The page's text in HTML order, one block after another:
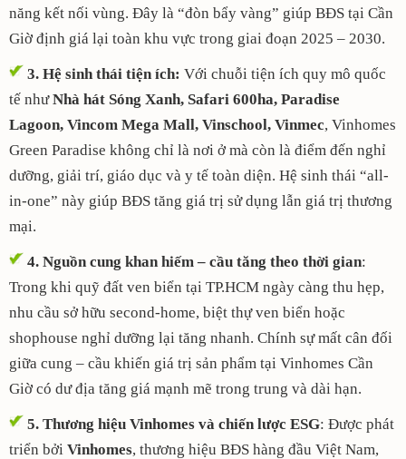
năng kết nối vùng. Đây là “đòn bẩy vàng” giúp BĐS tại Cần
Giờ định giá lại toàn khu vực trong giai đoạn 2025 – 2030.
3. Hệ sinh thái tiện ích: Với chuỗi tiện ích quy mô quốc
tế nhưNhà hát Sóng Xanh, Safari 600ha, Paradise
Lagoon, Vincom Mega Mall, Vinschool, Vinmec, Vinhomes
Green Paradise không chỉ là nơi ở mà còn là điểm đến nghỉ
dưỡng, giải trí, giáo dục và y tế toàn diện. Hệ sinh thái “all-
in-one” này giúp BĐS tăng giá trị sử dụng lẫn giá trị thương
mại.
4. Nguồn cung khan hiếm – cầu tăng theo thời gian:
Trong khi quỹ đất ven biển tại TP.HCM ngày càng thu hẹp,
nhu cầu sở hữu second-home, biệt thự ven biển hoặc
shophouse nghỉ dưỡng lại tăng nhanh. Chính sự mất cân đối
giữa cung – cầu khiến giá trị sản phẩm tại Vinhomes Cần
Giờ có dư địa tăng giá mạnh mẽ trong trung và dài hạn.
5. Thương hiệu Vinhomes và chiến lược ESG: Được phát
triển bởi Vinhomes, thương hiệu BĐS hàng đầu Việt Nam,